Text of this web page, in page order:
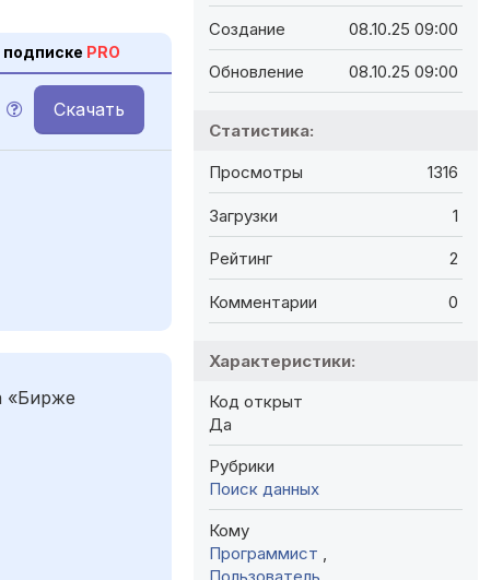
подписке PRO
Скачать
«Бирже
Создание 08.10.25 09:00
Обновление 08.10.25 09:00
Статистика:
Просмотры 1316
Загрузки 1
Рейтинг 2
Комментарии 0
Характеристики:
Код открыт
Да
Рубрики
Поиск данных
Кому
Программист
Пользователь